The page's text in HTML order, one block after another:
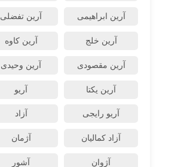
آرین ابراهیمی آرین تفضلی
آرین خلج آرین کاوه
آرین مقصودی آرین وحیدی
آرین یکتا آریو
آریو رایجی آزاد
آزاد کمالیان آژمان
آژوان آشور